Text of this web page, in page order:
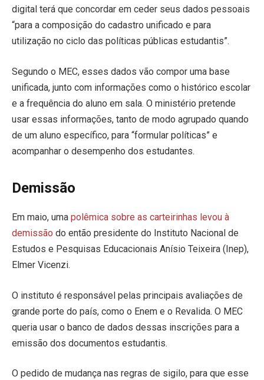
digital terá que concordar em ceder seus dados pessoais
“para a composição do cadastro unificado e para
utilização no ciclo das políticas públicas estudantis”.
Segundo o MEC, esses dados vão compor uma base
unificada, junto com informações como o histórico escolar
e a frequência do aluno em sala. O ministério pretende
usar essas informações, tanto de modo agrupado quando
de um aluno específico, para “formular políticas” e
acompanhar o desempenho dos estudantes.
Demissão
Em maio, uma polêmica sobre as carteirinhas levou à
demissão do então presidente do Instituto Nacional de
Estudos e Pesquisas Educacionais Anísio Teixeira (Inep),
Elmer Vicenzi.
O instituto é responsável pelas principais avaliações de
grande porte do país, como o Enem e o Revalida. O MEC
queria usar o banco de dados dessas inscrições para a
emissão dos documentos estudantis.
O pedido de mudança nas regras de sigilo, para que esse